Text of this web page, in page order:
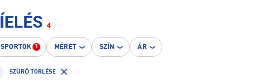
4
SPORTOK 1 MÉRET SZÍN ÁR
SZŰRŐ TÖRLÉSE